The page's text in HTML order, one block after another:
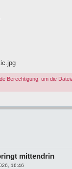
Berechtigung, um die
mittendrin
16:46